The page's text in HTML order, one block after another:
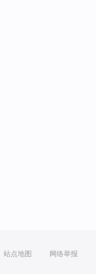
站点地图 网络举报